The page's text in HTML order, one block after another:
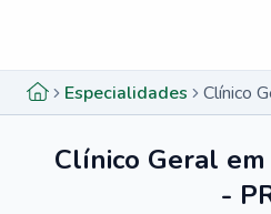
Especialidades
Clínico Geral
-